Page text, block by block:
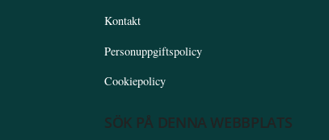
Kontakt
Personuppgiftspolicy
Cookiepolicy
SÖK PÅ DENNA WEBBPLATS